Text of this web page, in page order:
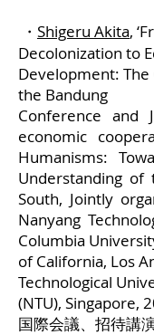
・ Shigeru Akita,
Decolonization to
Development: The
the Bandung
Conference and
economic
Humanisms:
Understanding of
South, Jointly
Nanyang
Columbia
of California, Los
Technological
(NTU), Singapore,
国際会議、招待講